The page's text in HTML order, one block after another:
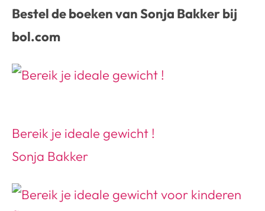
Bestel de boeken van Sonja Bakker bij
bol.com
Bereik je ideale gewicht !
Sonja Bakker